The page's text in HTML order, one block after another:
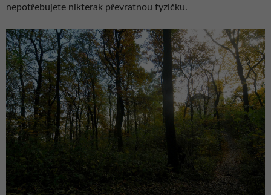
nepotřebujete nikterak převratnou fyzičku.